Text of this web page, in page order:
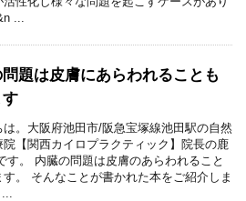
...
題は皮膚にあらわれることも
す
は。大阪府池田市/阪急宝塚線池田駅の自然
院【関西カイロプラクティック】院長の鹿
す。 内臓の問題は皮膚のあらわれること
す。 そんなことが書かれた本をご紹介しま